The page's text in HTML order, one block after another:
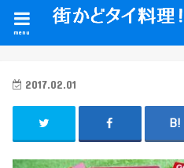
menu
2017.02.01